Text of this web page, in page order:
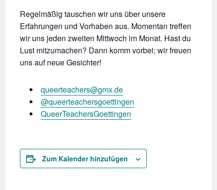
Regelmäßig tauschen wir uns über unsere
Erfahrungen und Vorhaben aus. Momentan treffen
wir uns jeden zweiten Mittwoch im Monat. Hast du
Lust mitzumachen? Dann komm vorbei; wir freuen
uns auf neue Gesichter!
queerteachers@gmx.de
@queerteachersgoettingen
QueerTeachersGoettingen
Zum Kalender hinzufügen